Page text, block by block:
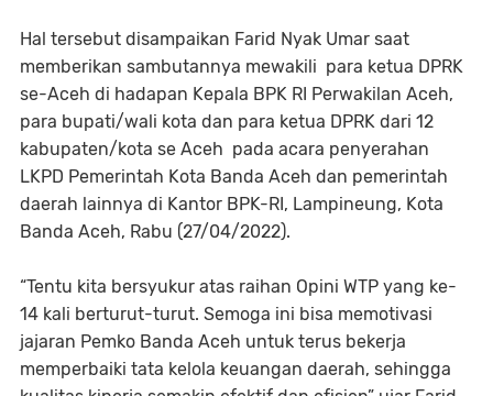
Hal tersebut disampaikan Farid Nyak Umar saat
memberikan sambutannya mewakili para ketua DPRK
se-Aceh di hadapan Kepala BPK RI Perwakilan Aceh,
para bupati/wali kota dan para ketua DPRK dari 12
kabupaten/kota se Aceh pada acara penyerahan
LKPD Pemerintah Kota Banda Aceh dan pemerintah
daerah lainnya di Kantor BPK-RI, Lampineung, Kota
Banda Aceh, Rabu (27/04/2022).
“Tentu kita bersyukur atas raihan Opini WTP yang ke-
14 kali berturut-turut. Semoga ini bisa memotivasi
jajaran Pemko Banda Aceh untuk terus bekerja
memperbaiki tata kelola keuangan daerah, sehingga